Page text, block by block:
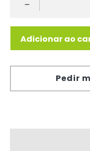
-
Adicionar ao
Pedir